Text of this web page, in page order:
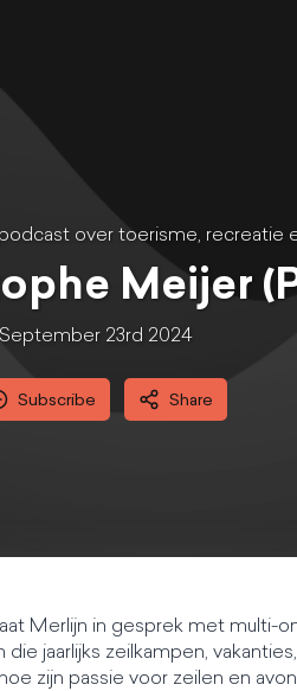
over toerisme, recreatie
Meijer
September 23rd 2024
Subscribe Share
Merlijn in gesprek met multi-
jaarlijks zeilkampen,
zijn passie voor zeilen en